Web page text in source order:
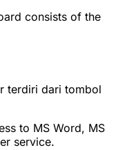
consists of the
terdiri dari tombol
to MS Word, MS
service.